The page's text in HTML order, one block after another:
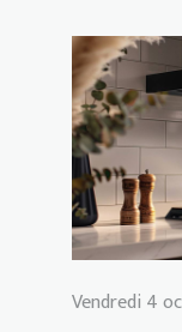
Vendredi 4